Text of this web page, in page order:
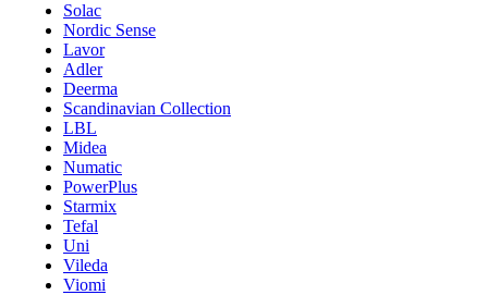
Solac
Nordic Sense
Lavor
Adler
Deerma
Scandinavian Collection
LBL
Midea
Numatic
PowerPlus
Starmix
Tefal
Uni
Vileda
Viomi